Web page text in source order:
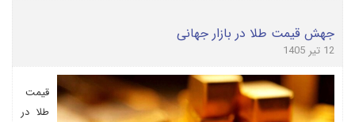
جهش قیمت طلا در بازار جهانی
12 تیر 1405
قیمت
طلا در